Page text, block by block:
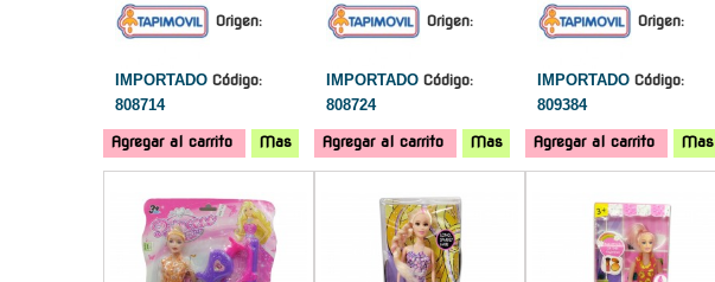
Origen:
IMPORTADO Código:
808714
Agregar al carrito Mas
Origen:
IMPORTADO Código:
808724
Agregar al carrito Mas
Origen:
IMPORTADO Código:
809384
Agregar al carrito Mas